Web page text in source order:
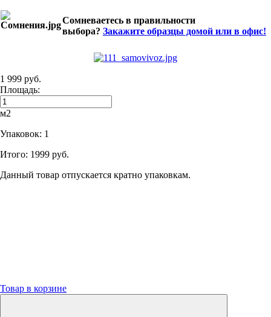
Сомневаетесь в правильности
выбора? Закажите образцы домой или в офис!
1 999 руб.
Площадь:
м2
Упаковок: 1
Итого: 1999 руб.
Данный товар отпускается кратно упаковкам.
Товар в корзине